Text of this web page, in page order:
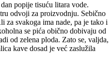
popije tisuću litara vode.
odvoji za proizvodnju. Sebično
za svakoga ima nade, pa je tako i
se pića obično dobivaju od
od zelena ploda. Zato se, valjda,
kave dosad je već zaslužila